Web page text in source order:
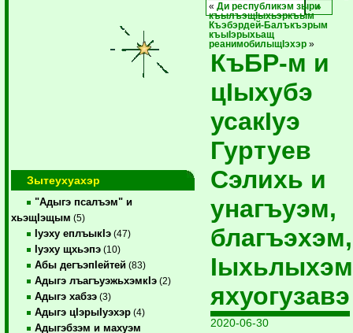
Зытеухуахэр
"Адыгэ псалъэм" и
хьэщIэщым (5)
Iуэху еплъыкIэ (47)
Iуэху щхьэпэ (10)
Абы дегъэпIейтей (83)
Адыгэ лъагъуэжьхэмкIэ (2)
Адыгэ хабзэ (3)
Адыгэ цIэрыIуэхэр (4)
Адыгэбзэм и махуэм
«Ди республикэм зыри
къылъэщIыхьэркъым
Къэбэрдей-Балъкъэрым
къыIэрыхьащ
реанимобилыщIэхэр »
КъБР-м и
цIыхубэ
усакIуэ
Гуртуев
Сэлихь и
унагъуэм,
благъэхэм,
Iыхьлыхэм
яхуогузавэ
2020-06-30